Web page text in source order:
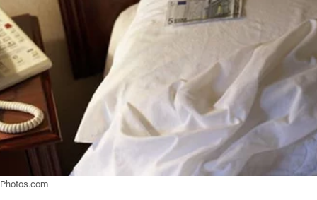
Photos.com